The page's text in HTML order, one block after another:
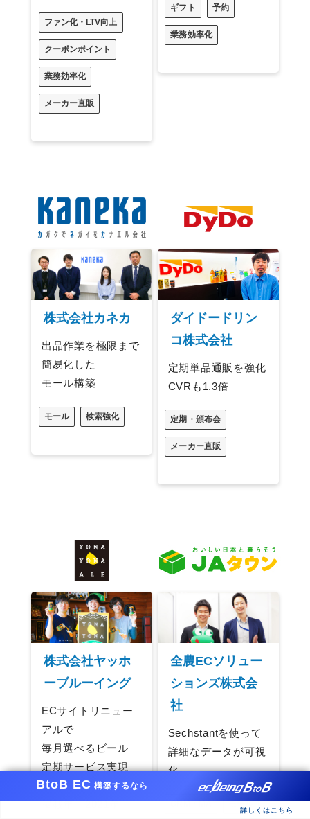
BtoB EC 構築するなら
詳しくはこちら
ファン化・LTV向上
クーポンポイント
業務効率化
メーカー直販
ギフト 予約
業務効率化
株式会社カネカ
出品作業を極限まで
簡易化した
モール構築
モール 検索強化
ダイドードリン
コ株式会社
定期単品通販を強化
CVRも1.3倍
定期・頒布会
メーカー直販
株式会社ヤッホ
ーブルーイング
ECサイトリニュー
アルで
毎月選べるビール
定期サービス実現
掲載年 2021年
全農ECソリュー
ションズ株式会
社
Sechstantを使って
詳細なデータが可視
化
CRM・MA モール